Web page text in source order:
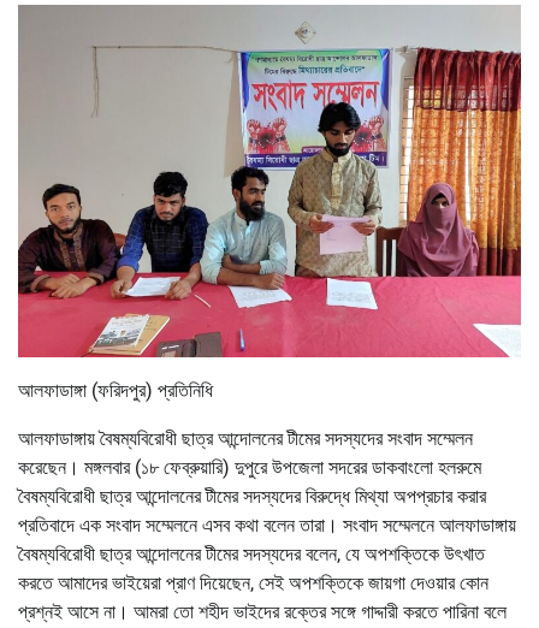
আলফাডাঙ্গা (ফরিদপুর) প্রতিনিধি
আলফাডাঙ্গায় বৈষম্যবিরোধী ছাত্র আন্দোলনের টীমের সদস্যদের সংবাদ সম্মেলন
করেছেন। মঙ্গলবার (১৮ ফেব্রুয়ারি) দুপুরে উপজেলা সদরের ডাকবাংলো হলরুমে
বৈষম্যবিরোধী ছাত্র আন্দোলনের টীমের সদস্যদের বিরুদ্ধে মিথ্যা অপপ্রচার করার
প্রতিবাদে এক সংবাদ সম্মেলনে এসব কথা বলেন তারা। সংবাদ সম্মেলনে আলফাডাঙ্গায়
বৈষম্যবিরোধী ছাত্র আন্দোলনের টীমের সদস্যদের বলেন, যে অপশক্তিকে উৎখাত
করতে আমাদের ভাইয়েরা প্রাণ দিয়েছেন, সেই অপশক্তিকে জায়গা দেওয়ার কোন
প্রশ্নই আসে না। আমরা তো শহীদ ভাইদের রক্তের সঙ্গে গাদ্দারী করতে পারিনা বলে